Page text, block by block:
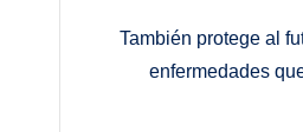
También protege al
enfermedades